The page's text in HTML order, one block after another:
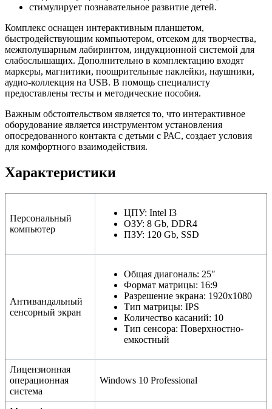
стимулирует познавательное развитие детей.
Комплекс оснащен интерактивным планшетом,
быстродействующим компьютером, отсеком для творчества,
межполушарным лабиринтом, индукционной системой для
слабослышащих. Дополнительно в комплектацию входят
маркеры, магнитики, поощрительные наклейки, наушники,
аудио-коллекция на USB. В помощь специалисту
предоставлены тесты и методические пособия.
Важным обстоятельством является то, что интерактивное
оборудование является инструментом установления
опосредованного контакта с детьми с РАС, создает условия
для комфортного взаимодействия.
Характеристики
Персональный
компьютер
ЦПУ: Intel I3
ОЗУ: 8 Gb, DDR4
ПЗУ: 120 Gb, SSD
Антивандальный
сенсорный экран
Общая диагональ: 25″
Формат матрицы: 16:9
Разрешение экрана: 1920х1080
Тип матрицы: IPS
Количество касаний: 10
Тип сенсора: Поверхностно-
емкостный
Лицензионная
операционная
система
Windows 10 Professional